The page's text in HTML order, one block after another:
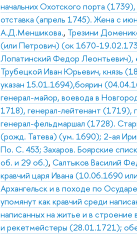
начальних Охотского порта
отставка (апрель 1745). Жена с
А.Д.Меншикова., Трезини
(или Петрович) (ок 1670-
Лопатинский Федор Леонтьевич),
Трубецкой Иван Юрьевич, князь
указан 15.01.1694),боярин
генерал-майор, воевода в
1718), генерал-лейтенант (1719),
генерал-фельдмаршал (1728).
(рожд. Татева) (ум. 1690); 2-ая
По. С. 453; Захаров. Боярские
об. и 29 об.),Салтыков Василий
кравчий царя Ивана (10.06.1690
Архангельск и в походе по
упомянут как кравчий среди
написанных на житье и в
и рекетмейстеры (28.01.1721);